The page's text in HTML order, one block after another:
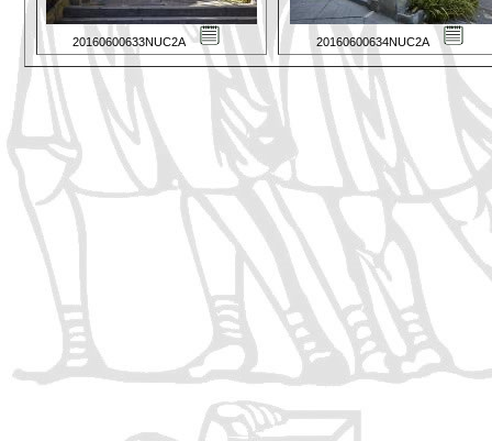
20160600633NUC2A 20160600634NUC2A